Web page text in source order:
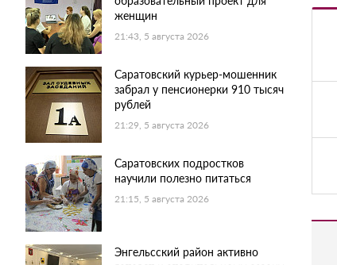
женщин
21:43, 5 августа 2026
Саратовский курьер-мошенник
забрал у пенсионерки 910 тысяч
рублей
21:29, 5 августа 2026
Саратовских подростков
научили полезно питаться
21:15, 5 августа 2026
Энгельсский район активно